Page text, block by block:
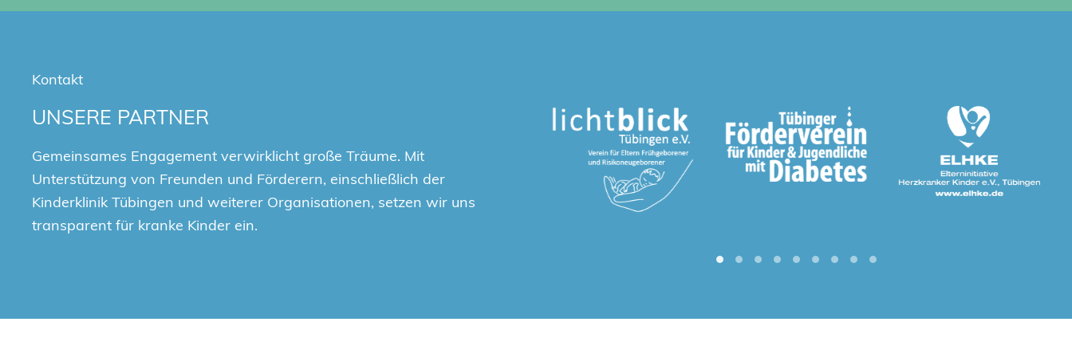
Kontakt
UNSERE PARTNER
Gemeinsames Engagement verwirklicht große Träume. Mit
Unterstützung von Freunden und Förderern, einschließlich der
Kinderklinik Tübingen und weiterer Organisationen, setzen wir uns
transparent für kranke Kinder ein.